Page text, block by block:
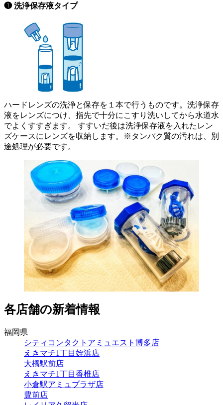
❶ 洗浄保存液タイプ
ハードレンズの洗浄と保存を１本で行うものです。洗浄保存
液をレンズにつけ、指先で十分にこすり洗いしてから水道水
でよくすすぎます。 すすいだ後は洗浄保存液を入れたレン
ズケースにレンズを収納します。※タンパク質の汚れは、別
途処理が必要です。
各店舗の新着情報
福岡県
シティコンタクトアミュエスト博多店
えきマチ1丁目姪浜店
大橋駅前店
えきマチ1丁目香椎店
小倉駅アミュプラザ店
豊前店